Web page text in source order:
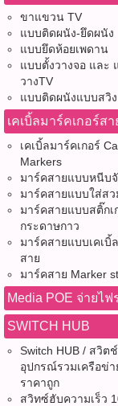
ขาแขวน TV
แบบติดผนัง-ยึดผนัง
แบบยึดห้อยเพดาน
แบบตั้งวางจอ และ
วางTV
แบบติดผนังแบบสวิง
เคเบิ้ลมาร์คเกอร์สา
เคเบิ้ลมาร์คเกอร์
Markers
มาร์คสายแบบหนีบ
มาร์คสายแบบใส่สว
มาร์คสายแบบสติ๊กเ
กระดาษกาว
มาร์คสายแบบเคเบิ้
สาย
มาร์คสาย Marker
Media POE จ่ายไฟ
SWITCH HUB
Switch HUB / สวิต
อุปกรณ์รวมเครือข่
ราคาถูก
สวิทซ์ฮับความเร็ว